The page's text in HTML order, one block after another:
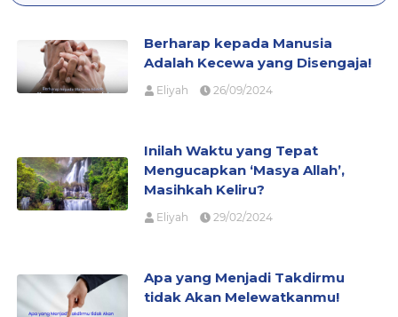
Berharap kepada Manusia
Adalah Kecewa yang Disengaja!
Eliyah 26/09/2024
Inilah Waktu yang Tepat
Mengucapkan ‘Masya Allah’,
Masihkah Keliru?
Eliyah 29/02/2024
Apa yang Menjadi Takdirmu
tidak Akan Melewatkanmu!